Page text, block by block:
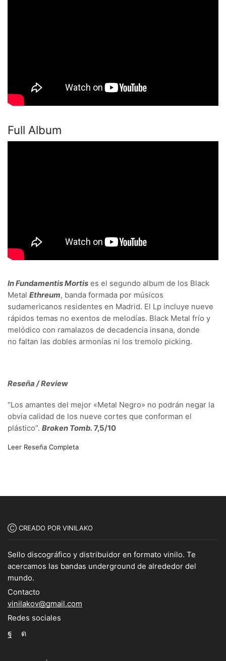
Full Album
In Fundamentis Mortis es el segundo album de los Black
Metal Ethreum, banda formada por músicos
sudamericanos residentes en Madrid. El Lp incluye nueve
rápidos temas no exentos de melodías. Black Metal frío y
melódico con ramalazos de decadencia insana, donde
no faltan las dobles armonías ni los tremolo picking.
Reseña / Review
“Los amantes del mejor «Metal Negro» no podrán negar la
obvia calidad de los nueve cortes que conforman el
plástico”. Broken Tomb. 7,5/10
Leer Reseña Completa
Ⓒ CREADO POR VINILAKO
Sello discográfico y distribuidor en formato vinilo. Te
acercamos las bandas underground de alrededor del
mundo.
Contacto
vinilakov@gmail.com
Redes sociales
Facebook
Instagram